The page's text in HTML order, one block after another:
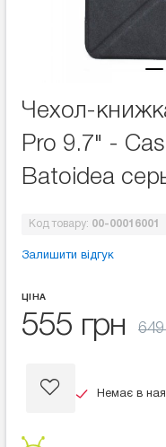
Чехол-
Pro 9.7" -
Batoidea
Код товару: 00-00016001
Залишити відгук
ЦІНА
555 грн 649
Немає в